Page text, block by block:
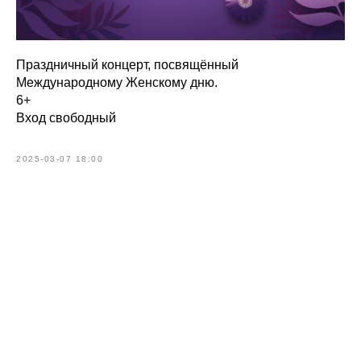
Праздничный концерт, посвящённый
Международному Женскому дню.
6+
Вход свободный
2025-03-07 18:00